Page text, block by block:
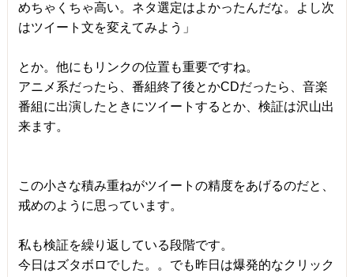
めちゃくちゃ高い。ネタ選定はよかったんだな。よし次
はツイート文を変えてみよう」
とか。他にもリンクの位置も重要ですね。
アニメ系だったら、番組終了後とかCDだったら、音楽
番組に出演したときにツイートするとか、検証は沢山出
来ます。
この小さな積み重ねがツイートの精度をあげるのだと、
戒めのように思っています。
私も検証を繰り返している段階です。
今日はズタボロでした。。でも昨日は爆発的なクリック